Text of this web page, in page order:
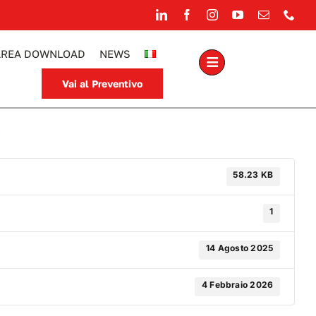
DOWNLOAD NEWS
Vai al Preventivo
58.23 KB
1
14 Agosto 2025
4 Febbraio 2026